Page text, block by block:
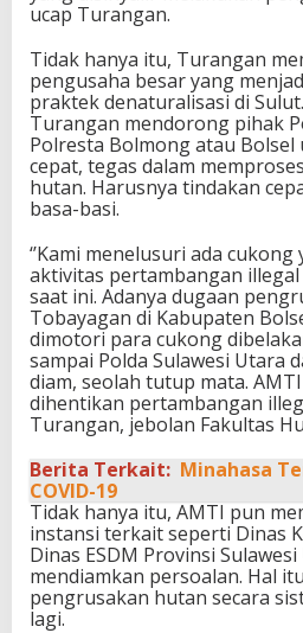
ucap Turangan.
Tidak hanya itu, Turangan
pengusaha besar yang
praktek denaturalisasi di
Turangan mendorong pihak
Polresta Bolmong atau
cepat, tegas dalam
hutan. Harusnya tindakan
basa-basi.
‘’Kami menelusuri ada
aktivitas pertambangan
saat ini. Adanya dugaan
Tobayagan di Kabupaten
dimotori para cukong
sampai Polda Sulawesi Utara
diam, seolah tutup mata.
dihentikan pertambangan
Turangan, jebolan Fakultas
Berita Terkait: Minahasa
COVID-19
Tidak hanya itu, AMTI pun
instansi terkait seperti Dinas
Dinas ESDM Provinsi
mendiamkan persoalan. Hal
pengrusakan hutan secara
lagi.